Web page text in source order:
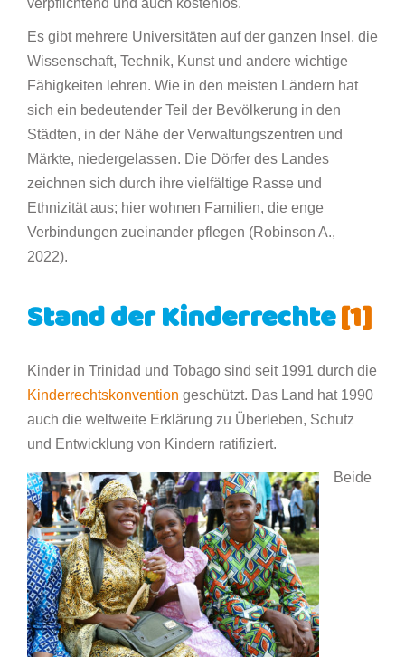
verpflichtend und auch kostenlos.
Es gibt mehrere Universitäten auf der ganzen Insel, die
Wissenschaft, Technik, Kunst und andere wichtige
Fähigkeiten lehren. Wie in den meisten Ländern hat
sich ein bedeutender Teil der Bevölkerung in den
Städten, in der Nähe der Verwaltungszentren und
Märkte, niedergelassen. Die Dörfer des Landes
zeichnen sich durch ihre vielfältige Rasse und
Ethnizität aus; hier wohnen Familien, die enge
Verbindungen zueinander pflegen (Robinson A.,
2022).
Stand der Kinderrechte[1]
Kinder in Trinidad und Tobago sind seit 1991 durch die
Kinderrechtskonvention geschützt. Das Land hat 1990
auch die weltweite Erklärung zu Überleben, Schutz
und Entwicklung von Kindern ratifiziert.
Beide